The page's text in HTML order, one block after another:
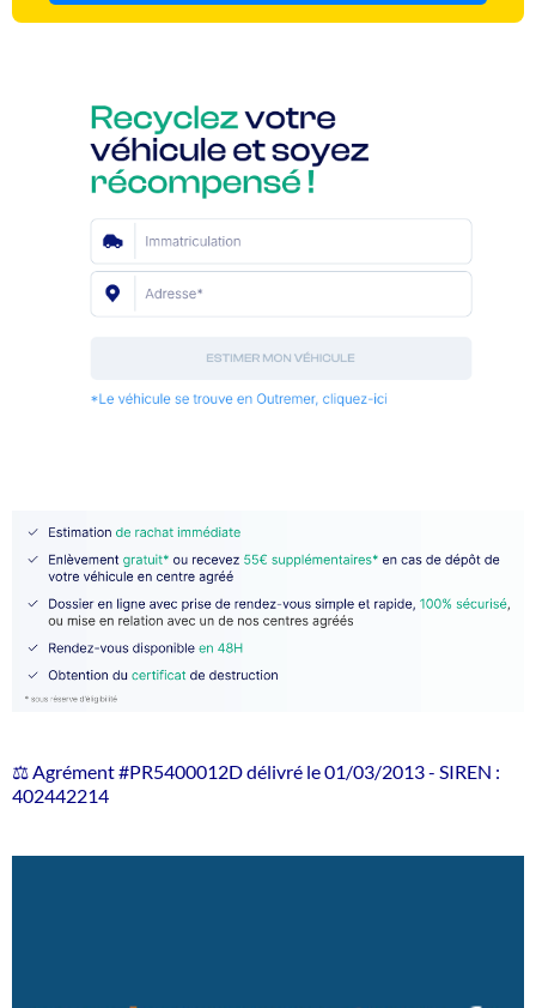
⚖️ Agrément #PR5400012D délivré le 01/03/2013 - SIREN :
402442214